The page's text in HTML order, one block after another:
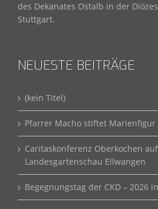
des Dekanates Ostalb in der
Stuttgart.
NEUESTE BEITRÄGE
(kein Titel)
Pfarrer Macho stiftet
Caritaskonferenz Oberkochen
Landesgartenschau Ellwangen
Begegnungstag der CKD – 2026